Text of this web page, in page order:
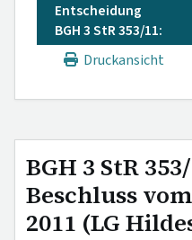
Entscheidung
BGH 3 StR 353/11:
Druckansicht
BGH 3 StR
Beschluss
2011 (LG